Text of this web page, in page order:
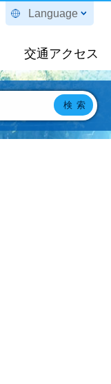
交通アクセス
Language